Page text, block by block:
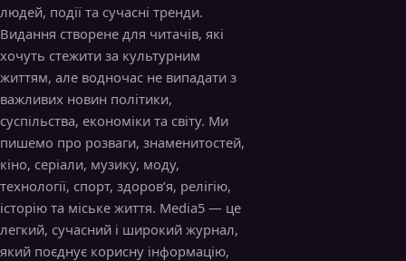
людей, події та сучасні тренди.
Видання створене для читачів, які
хочуть стежити за культурним
життям, але водночас не випадати з
важливих новин політики,
суспільства, економіки та світу. Ми
пишемо про розваги, знаменитостей,
кіно, серіали, музику, моду,
технології, спорт, здоров’я, релігію,
історію та міське життя. Media5 — це
легкий, сучасний і широкий журнал,
який поєднує корисну інформацію,